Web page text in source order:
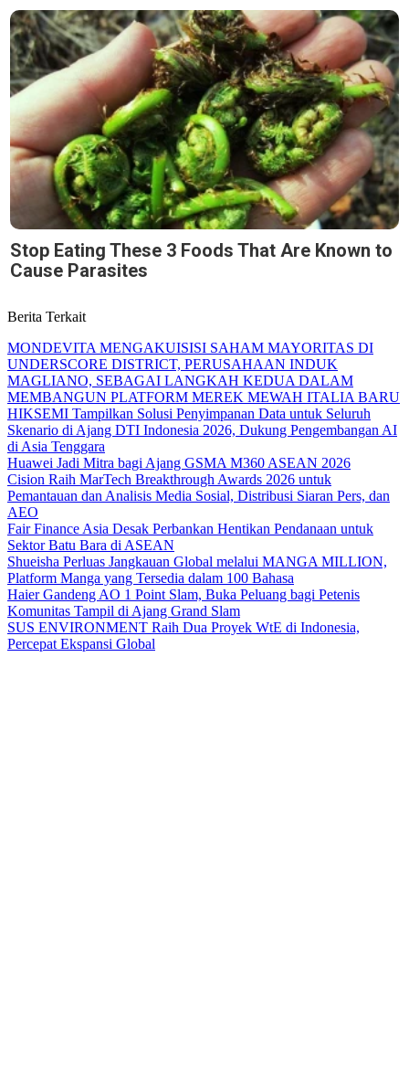
Stop Eating These 3 Foods That Are Known to
Cause Parasites
Berita Terkait
MONDEVITA MENGAKUISISI SAHAM MAYORITAS DI
UNDERSCORE DISTRICT, PERUSAHAAN INDUK
MAGLIANO, SEBAGAI LANGKAH KEDUA DALAM
MEMBANGUN PLATFORM MEREK MEWAH ITALIA BARU
HIKSEMI Tampilkan Solusi Penyimpanan Data untuk Seluruh
Skenario di Ajang DTI Indonesia 2026, Dukung Pengembangan AI
di Asia Tenggara
Huawei Jadi Mitra bagi Ajang GSMA M360 ASEAN 2026
Cision Raih MarTech Breakthrough Awards 2026 untuk
Pemantauan dan Analisis Media Sosial, Distribusi Siaran Pers, dan
AEO
Fair Finance Asia Desak Perbankan Hentikan Pendanaan untuk
Sektor Batu Bara di ASEAN
Shueisha Perluas Jangkauan Global melalui MANGA MILLION,
Platform Manga yang Tersedia dalam 100 Bahasa
Haier Gandeng AO 1 Point Slam, Buka Peluang bagi Petenis
Komunitas Tampil di Ajang Grand Slam
SUS ENVIRONMENT Raih Dua Proyek WtE di Indonesia,
Percepat Ekspansi Global